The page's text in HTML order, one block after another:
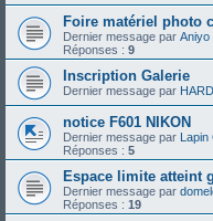
Foire matériel photo
Dernier message par Aniyo
Réponses : 9
Inscription Galerie
Dernier message par
notice F601 NIKON
Dernier message par
Réponses : 5
Espace limite atteint
Dernier message par
Réponses : 19